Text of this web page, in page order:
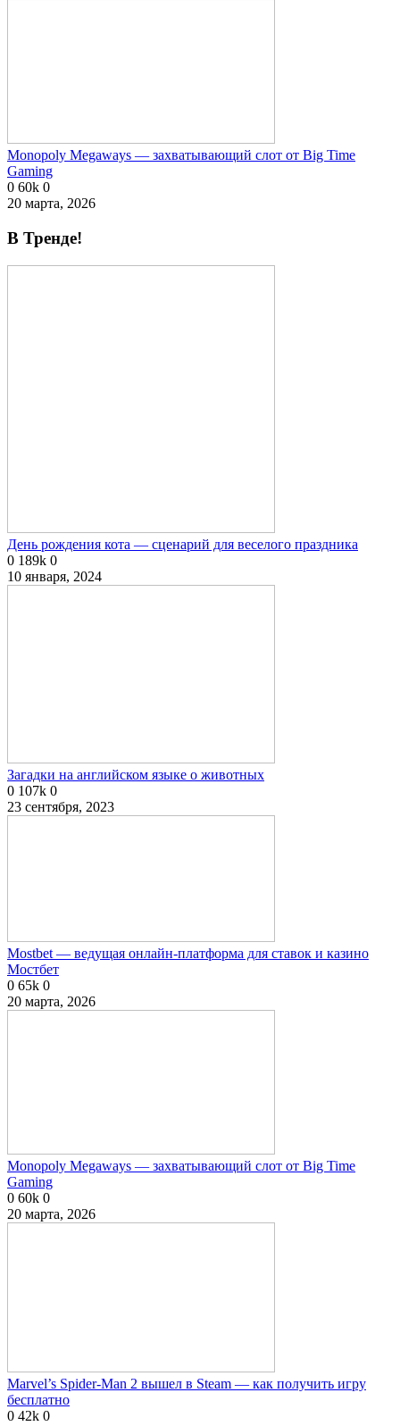
Monopoly Megaways — захватывающий слот от Big Time
Gaming
0 60k 0
20 марта, 2026
В Тренде!
День рождения кота — сценарий для веселого праздника
0 189k 0
10 января, 2024
Загадки на английском языке о животных
0 107k 0
23 сентября, 2023
Mostbet — ведущая онлайн-платформа для ставок и казино
Мостбет
0 65k 0
20 марта, 2026
Monopoly Megaways — захватывающий слот от Big Time
Gaming
0 60k 0
20 марта, 2026
Marvel’s Spider-Man 2 вышел в Steam — как получить игру
бесплатно
0 42k 0